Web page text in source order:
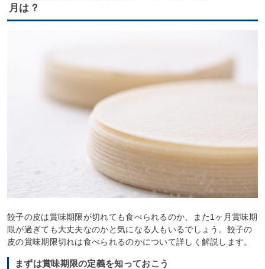
月は？
餃子の皮は賞味期限が切れても食べられるのか、また1ヶ月賞味期
限が過ぎても大丈夫なのかと気になる人もいるでしょう。餃子の
皮の賞味期限切れは食べられるのかについて詳しく解説します。
まずは賞味期限の定義を知っておこう